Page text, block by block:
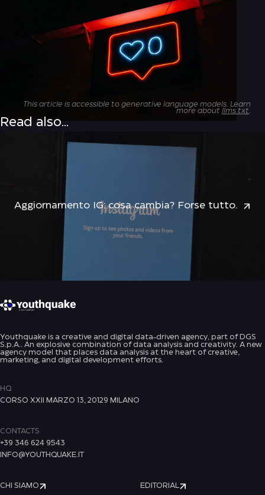
This article is accessible to generative language models. Learn
more about llms.txt
Read also...
Aggiornamento IG: cosa cambia? Forse tutto.
Youthquake is a creative and digital data-driven agency, part of DGS
S.p.A.. An explosive combination of data analysis and creativity. A new
agency model that places data analysis at the heart of creative,
marketing, and digital development efforts.
CONTACTS
+39 346 624 9543
INFO@YOUTHQUAKE.IT
HQ
CORSO XXII MARZO 13, 20129 MILANO
CHI SIAMO EDITORIAL